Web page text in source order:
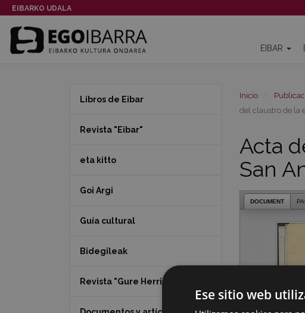
EIBARKO UDALA
EIBAR
Inicio
del claustro de la
Acta
San
DOCUMENT
Libros de Eibar
Revista "Eibar"
eta kitto
Goi Argi
Guía cultural
Bidegileak
Revista "Gure Herria"
Ese sitio web